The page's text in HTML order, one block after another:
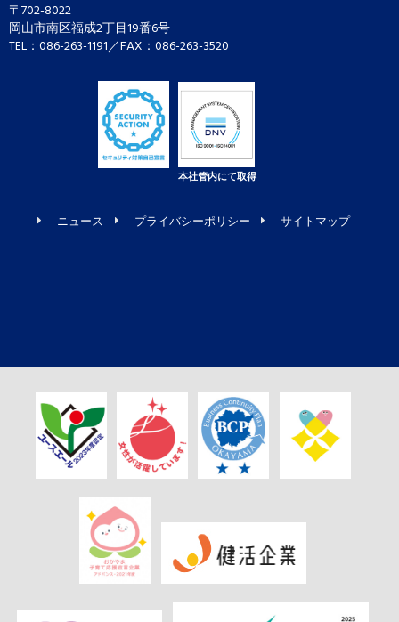
〒702-8022
岡山市南区福成2丁目19番6号
TEL：086-263-1191／FAX：086-263-3520
本社管内にて取得
ニュース プライバシーポリシー サイトマップ